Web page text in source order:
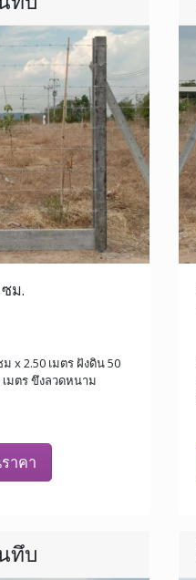
ม.
x 2.50 เมตร ฝังดิน 50
เมตร ขึงลวดหนาม
าคา
ทึบ